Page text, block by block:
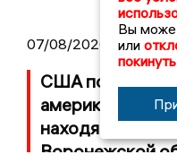
07/08/2026 10:44
США
американца
находящегося
Воронежской
Вы
или